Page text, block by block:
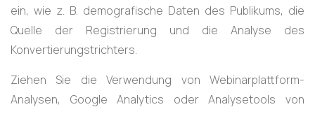
ein, wie z. B. demografische Daten des Publikums, die
Quelle der Registrierung und die Analyse des
Konvertierungstrichters.
Ziehen Sie die Verwendung von Webinarplattform-
Analysen, Google Analytics oder Analysetools von